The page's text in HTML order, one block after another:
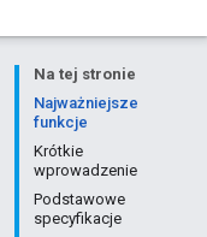
Na tej stronie
Najważniejsze
funkcje
Krótkie
wprowadzenie
Podstawowe
specyfikacje